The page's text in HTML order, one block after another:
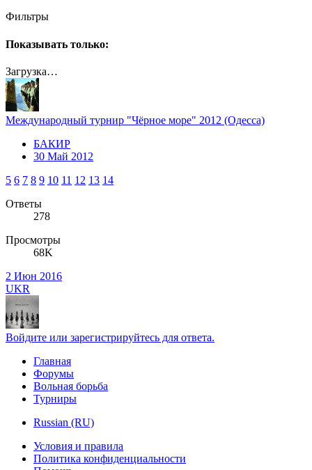
Фильтры
Показывать только:
Загрузка…
Международный турнир "Чёрное море" 2012 (Одесса)
БАКИР
30 Май 2012
5 6 7 8 9 10 11 12 13 14
Ответы
278
Просмотры
68K
2 Июн 2016
UKR
Войдите или зарегистрируйтесь для ответа.
Главная
Форумы
Вольная борьба
Турниры
Russian (RU)
Условия и правила
Политика конфиденциальности